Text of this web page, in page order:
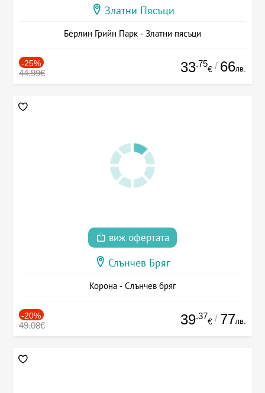
Златни Пясъци
Берлин Грийн Парк - Златни пясъци
-25%
44.99€ 33.75
€ / 66лв.
виж офертата
Слънчев Бряг
Корона - Слънчев бряг
-20%
49.08€ 39.37
€ / 77лв.